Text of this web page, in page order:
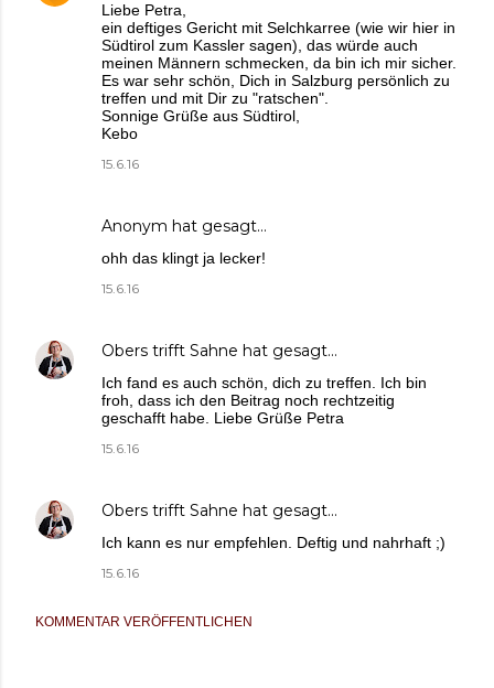
Liebe Petra,
ein deftiges Gericht mit Selchkarree (wie wir hier in
Südtirol zum Kassler sagen), das würde auch
meinen Männern schmecken, da bin ich mir sicher.
Es war sehr schön, Dich in Salzburg persönlich zu
treffen und mit Dir zu "ratschen".
Sonnige Grüße aus Südtirol,
Kebo
15.6.16
Anonym hat gesagt…
ohh das klingt ja lecker!
15.6.16
Obers trifft Sahne hat gesagt…
Ich fand es auch schön, dich zu treffen. Ich bin
froh, dass ich den Beitrag noch rechtzeitig
geschafft habe. Liebe Grüße Petra
15.6.16
Obers trifft Sahne hat gesagt…
Ich kann es nur empfehlen. Deftig und nahrhaft ;)
15.6.16
KOMMENTAR VERÖFFENTLICHEN